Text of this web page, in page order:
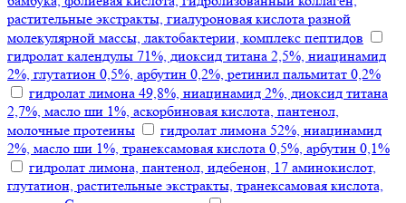
растительные экстракты, гиалуроновая кислота разной
молекулярной массы, лактобактерии, комплекс пептидов
гидролат календулы 71%, диоксид титана 2,5%, ниацинамид
2%, глутатион 0,5%, арбутин 0,2%, ретинил пальмитат 0,2%
гидролат лимона 49,8%, ниацинамид 2%, диоксид титана
2,7%, масло ши 1%, аскорбиновая кислота, пантенол,
молочные протеины
гидролат лимона 52%, ниацинамид
2%, масло ши 1%, транексамовая кислота 0,5%, арбутин 0,1%
гидролат лимона, пантенол, идебенон, 17 аминокислот,
глутатион, растительные экстракты, транексамовая кислота,